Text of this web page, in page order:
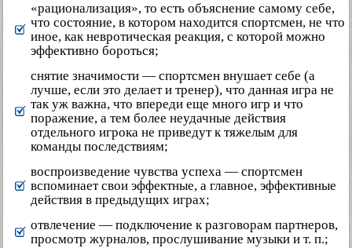
«рационализация», то есть объяснение самому себе,
что состояние, в котором находится спортсмен, не что
иное, как невротическая реакция, с которой можно
эффективно бороться;
снятие значимости — спортсмен внушает себе (а
лучше, если это делает и тренер), что данная игра не
так уж важна, что впереди еще много игр и что
поражение, а тем более неудачные действия
отдельного игрока не приведут к тяжелым для
команды последствиям;
воспроизведение чувства успеха — спортсмен
вспоминает свои эффектные, а главное, эффективные
действия в предыдущих играх;
отвлечение — подключение к разговорам партнеров,
просмотр журналов, прослушивание музыки и т. п.;